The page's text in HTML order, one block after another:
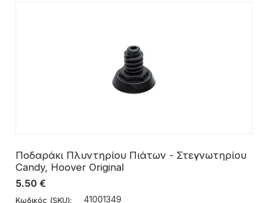
Ποδαράκι Πλυντηρίου Πιάτων - Στεγνωτηρίου
Candy, Hoover Original
5.50 €
Κωδικός (SKU): 41001349